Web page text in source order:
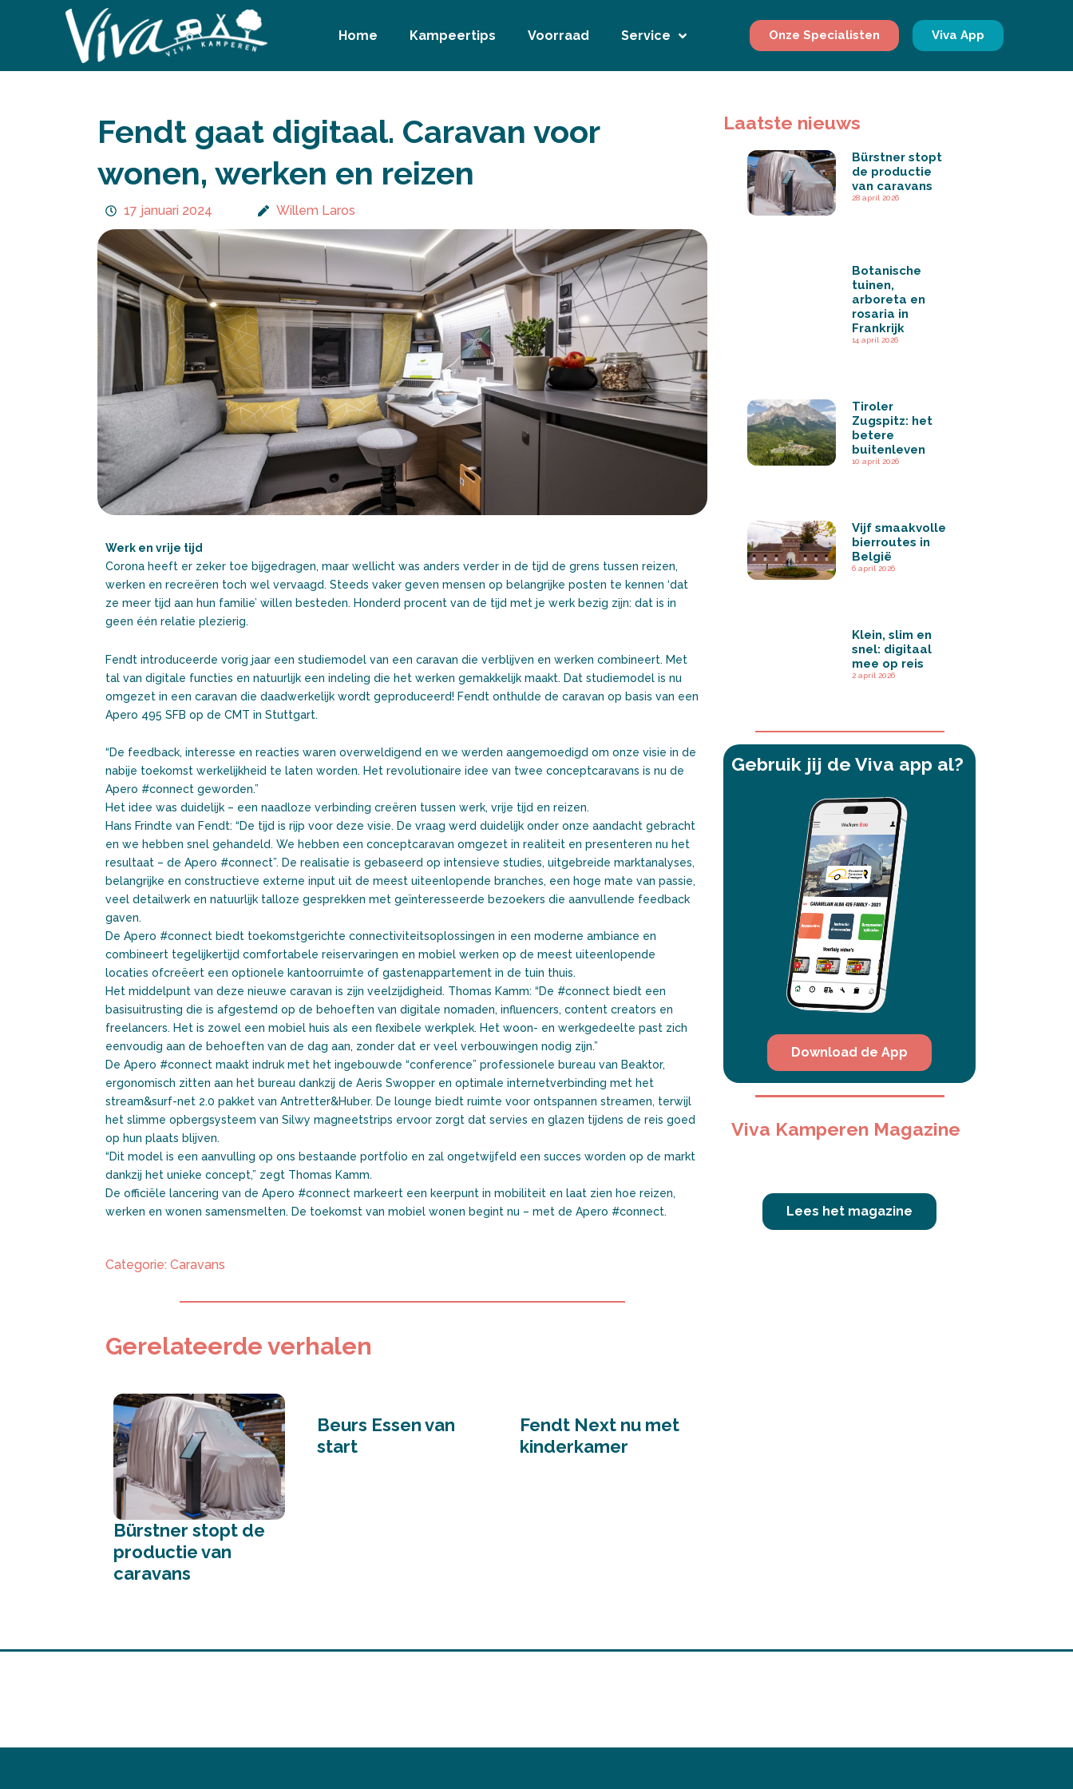
inhoud
Home Kampeertips Voorraad Service Onze Specialisten Viva App
Fendt gaat digitaal. Caravan voor
wonen, werken en reizen
17 januari 2024 Willem Laros
Werk en vrije tijd
Corona heeft er zeker toe bijgedragen, maar wellicht was anders verder in de tijd de grens tussen reizen,
werken en recreëren toch wel vervaagd. Steeds vaker geven mensen op belangrijke posten te kennen ‘dat
ze meer tijd aan hun familie’ willen besteden. Honderd procent van de tijd met je werk bezig zijn: dat is in
geen één relatie plezierig.
Fendt introduceerde vorig jaar een studiemodel van een caravan die verblijven en werken combineert. Met
tal van digitale functies en natuurlijk een indeling die het werken gemakkelijk maakt. Dat studiemodel is nu
omgezet in een caravan die daadwerkelijk wordt geproduceerd! Fendt onthulde de caravan op basis van een
Apero 495 SFB op de CMT in Stuttgart.
“De feedback, interesse en reacties waren overweldigend en we werden aangemoedigd om onze visie in de
nabije toekomst werkelijkheid te laten worden. Het revolutionaire idee van twee conceptcaravans is nu de
Apero #connect geworden.”
Het idee was duidelijk – een naadloze verbinding creëren tussen werk, vrije tijd en reizen.
Hans Frindte van Fendt: “De tijd is rijp voor deze visie. De vraag werd duidelijk onder onze aandacht gebracht
en we hebben snel gehandeld. We hebben een conceptcaravan omgezet in realiteit en presenteren nu het
resultaat – de Apero #connect”. De realisatie is gebaseerd op intensieve studies, uitgebreide marktanalyses,
belangrijke en constructieve externe input uit de meest uiteenlopende branches, een hoge mate van passie,
veel detailwerk en natuurlijk talloze gesprekken met geïnteresseerde bezoekers die aanvullende feedback
gaven.
De Apero #connect biedt toekomstgerichte connectiviteitsoplossingen in een moderne ambiance en
combineert tegelijkertijd comfortabele reiservaringen en mobiel werken op de meest uiteenlopende
locaties ofcreëert een optionele kantoorruimte of gastenappartement in de tuin thuis.
Het middelpunt van deze nieuwe caravan is zijn veelzijdigheid. Thomas Kamm: “De #connect biedt een
basisuitrusting die is afgestemd op de behoeften van digitale nomaden, influencers, content creators en
freelancers. Het is zowel een mobiel huis als een flexibele werkplek. Het woon- en werkgedeelte past zich
eenvoudig aan de behoeften van de dag aan, zonder dat er veel verbouwingen nodig zijn.”
De Apero #connect maakt indruk met het ingebouwde “conference” professionele bureau van Beaktor,
ergonomisch zitten aan het bureau dankzij de Aeris Swopper en optimale internetverbinding met het
stream&surf-net 2.0 pakket van Antretter&Huber. De lounge biedt ruimte voor ontspannen streamen, terwijl
het slimme opbergsysteem van Silwy magneetstrips ervoor zorgt dat servies en glazen tijdens de reis goed
op hun plaats blijven.
“Dit model is een aanvulling op ons bestaande portfolio en zal ongetwijfeld een succes worden op de markt
dankzij het unieke concept,” zegt Thomas Kamm.
De officiële lancering van de Apero #connect markeert een keerpunt in mobiliteit en laat zien hoe reizen,
werken en wonen samensmelten. De toekomst van mobiel wonen begint nu – met de Apero #connect.
Categorie: Caravans
Gerelateerde verhalen
Bürstner stopt de
productie van
caravans
Beurs Essen van
start
Fendt Next nu met
kinderkamer
Laatste nieuws
Bürstner stopt
de productie
van caravans
28 april 2026
Botanische
tuinen,
arboreta en
rosaria in
Frankrijk
14 april 2026
Tiroler
Zugspitz: het
betere
buitenleven
10 april 2026
Vijf smaakvolle
bierroutes in
België
6 april 2026
Klein, slim en
snel: digitaal
mee op reis
2 april 2026
Gebruik jij de Viva app al?
Download de App
Viva Kamperen Magazine
Lees het magazine